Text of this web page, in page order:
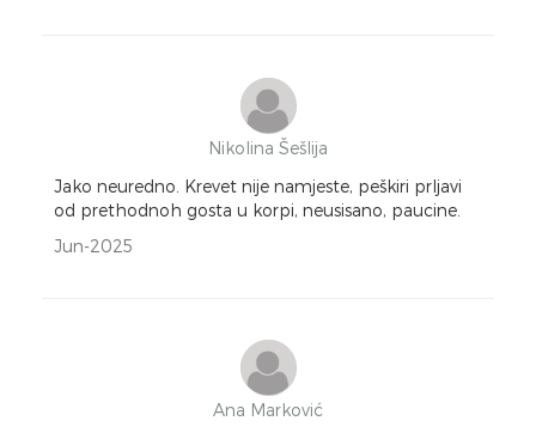
Nikolina Šešlija
Jako neuredno. Krevet nije namjeste, peškiri prljavi
od prethodnoh gosta u korpi, neusisano, paucine.
Jun-2025
Ana Marković